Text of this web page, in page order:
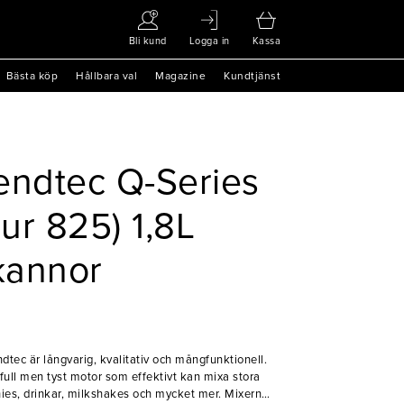
Bli kund Logga in Kassa
Bästa köp Hållbara val Magazine Kundtjänst
Q-Series
825) 1,8L
är långvarig, kvalitativ och mångfunktionell.
men tyst motor som effektivt kan mixa stora
drinkar, milkshakes och mycket mer. Mixern